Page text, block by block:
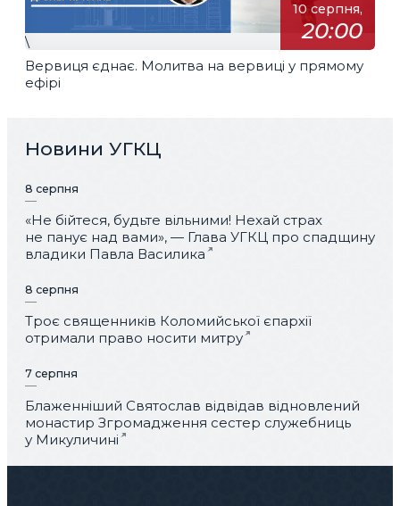
10 серпня,
20:00
\
Вервиця єднає. Молитва на вервиці у прямому
ефірі
Новини УГКЦ
8 серпня
«Не бійтеся, будьте вільними! Нехай страх
не панує над вами», — Глава УГКЦ про спадщину
владики Павла Василика
8 серпня
Троє священників Коломийської єпархії
отримали право носити митру
7 серпня
Блаженніший Святослав відвідав відновлений
монастир Згромадження сестер служебниць
у Микуличині